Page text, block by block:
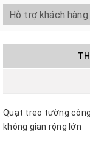
Hỗ trợ khách hàng
Quạt treo tường
không gian rộng lớn